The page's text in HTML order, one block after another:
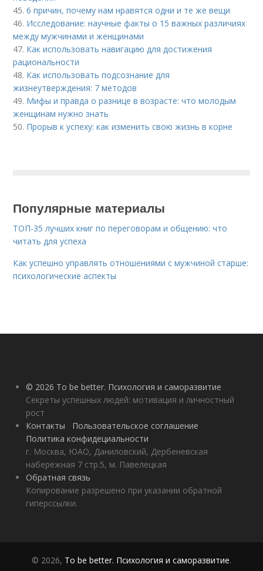
45.6 причин, почему нам нравятся одни и те же вещи
46. Исследование: научные факты о 15 важных различиях
между мужчинами и женщинами
47. Как использовать навигацию для достижения
рациональности
48. Как использовать подсознание для
жизнеутверждения: 7 методов
49. Мифы и правда о разнице в возрасте: что молодым
женщинам нужно знать
50. Прорыв к успеху: как изменить свою жизнь в корне
Популярные материалы
ТОП-35 лучших книг по переговорам и общению: что
читать для успеха
Как успешно управлять отношениями с мужчиной старше:
психологические аспекты
© 2026 To be better. Психология и саморазвитие
Секреты успешных людей: мотивация и личностный
рост
Контакты
Пользовательское соглашение
Политика конфидециальности
г. Москва, ЮАО, Даниловский, Дербеневская
набережная 7 стр.5, м. Павелецкая
Обратная связь
Копирование разрешено при указании обратной
гиперссылки.
© 2026, To be better. Психология и саморазвитие.